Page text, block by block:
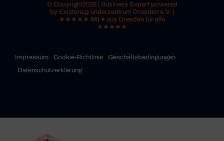
© Copyright2026 | Business Expert powered
by Existenzgründerzentrum Dresden e.V. |
★★★★★ Mit ♥ aus Dresden für alle
★★★★★
Impressum Cookie-Richtlinie
Geschäftsbedingungen
Datenschutzerklärung